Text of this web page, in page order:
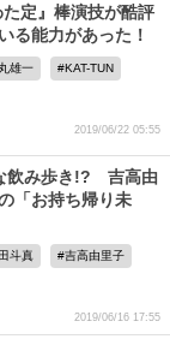
定』棒演技が酷評
る能力があった！
雄一 KAT-TUN
2019/06/22 05:55
飲み歩き!? 吉高由
「お持ち帰り未
斗真 吉高由里子
2019/06/16 17:55